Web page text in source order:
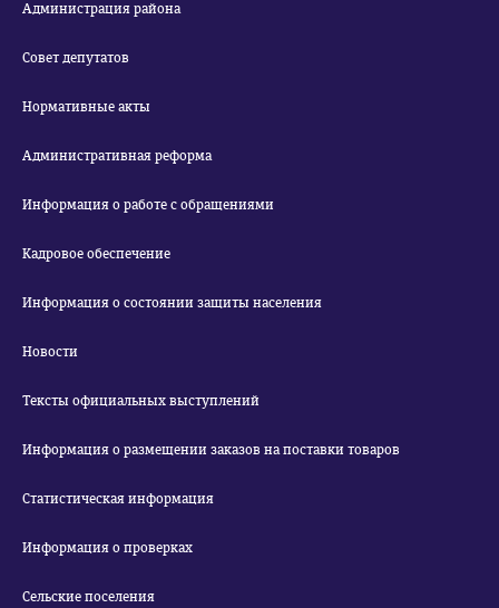
Администрация района
Совет депутатов
Нормативные акты
Административная реформа
Информация о работе с обращениями
Кадровое обеспечение
Информация о состоянии защиты населения
Новости
Тексты официальных выступлений
Информация о размещении заказов на поставки товаров
Статистическая информация
Информация о проверках
Сельские поселения